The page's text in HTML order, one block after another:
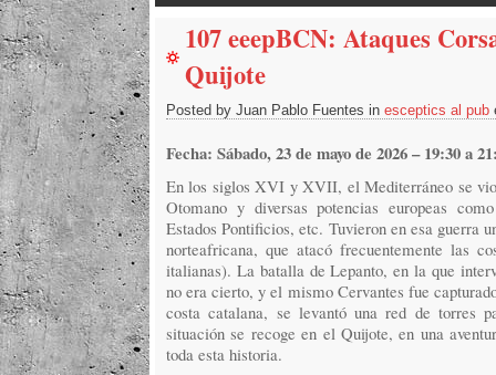
107 eeepBCN: Ataques
Quijote
Posted by Juan Pablo Fuentes in esceptics al pub
Fecha: Sábado, 23 de mayo de 2026 – 19:30 a
En los siglos XVI y XVII, el Mediterráneo se
Otomano y diversas potencias europeas
Estados Pontificios, etc. Tuvieron en esa guerra
norteafricana, que atacó frecuentemente las
italianas). La batalla de Lepanto, en la que
no era cierto, y el mismo Cervantes fue
costa catalana, se levantó una red de torres
situación se recoge en el Quijote, en una
toda esta historia.